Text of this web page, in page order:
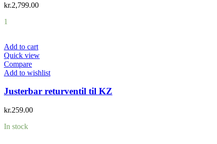
kr.2,799.00
1
Add to cart
Quick view
Compare
Add to wishlist
Justerbar returventil til KZ
kr.259.00
In stock